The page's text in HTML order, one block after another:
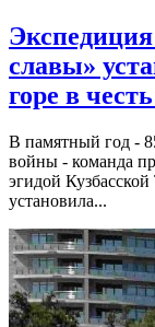
славы»
горе в
В памятный год -
войны - команда
эгидой
установила...